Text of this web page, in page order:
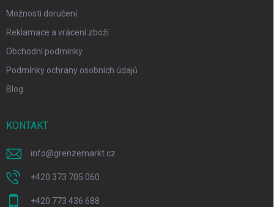
Možnosti doručení
Reklamace a vrácení zboží
Obchodní podmínky
Podmínky ochrany osobních údajů
Blog
KONTAKT
info@grenzemarkt.cz
+420 373 705 060
+420 773 436 688